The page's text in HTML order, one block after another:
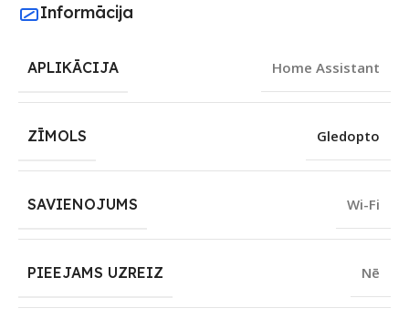
Informācija
APLIKĀCIJA Home Assistant
ZĪMOLS Gledopto
SAVIENOJUMS Wi-Fi
PIEEJAMS UZREIZ Nē